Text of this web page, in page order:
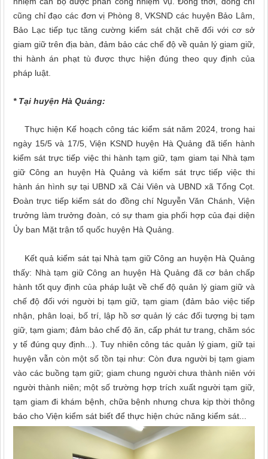
cũng chỉ đạo các đơn vị Phòng 8, VKSND các huyện Bảo Lâm,
Bảo Lạc tiếp tục tăng cường kiểm sát chặt chẽ đối với cơ sở
giam giữ trên địa bàn, đảm bảo các chế độ về quản lý giam giữ,
thi hành án phạt tù được thực hiện đúng theo quy định của
pháp luật.
* Tại huyện Hà Quảng:
Thực hiện Kế hoạch công tác kiểm sát năm 2024, trong hai
ngày 15/5 và 17/5, Viện KSND huyện Hà Quảng đã tiến hành
kiểm sát trực tiếp việc thi hành tạm giữ, tạm giam tại Nhà tạm
giữ Công an huyện Hà Quảng và kiểm sát trực tiếp việc thi
hành án hình sự tại UBND xã Cải Viên và UBND xã Tổng Cọt.
Đoàn trực tiếp kiểm sát do đồng chí Nguyễn Văn Chánh, Viện
trưởng làm trưởng đoàn, có sự tham gia phối hợp của đại diện
Ủy ban Mặt trận tổ quốc huyện Hà Quảng.
Kết quả kiểm sát tại Nhà tạm giữ Công an huyện Hà Quảng
thấy: Nhà tạm giữ Công an huyện Hà Quảng đã cơ bản chấp
hành tốt quy định của pháp luật về chế độ quản lý giam giữ và
chế độ đối với người bị tạm giữ, tạm giam (đảm bảo việc tiếp
nhận, phân loại, bố trí, lập hồ sơ quản lý các đối tượng bị tạm
giữ, tạm giam; đảm bảo chế độ ăn, cấp phát tư trang, chăm sóc
y tế đúng quy định...). Tuy nhiên công tác quản lý giam, giữ tại
huyện vẫn còn một số tồn tại như: Còn đưa người bị tạm giam
vào các buồng tạm giữ; giam chung người chưa thành niên với
người thành niên; một số trường hợp trích xuất người tạm giữ,
tạm giam đi khám bệnh, chữa bệnh nhưng chưa kịp thời thông
báo cho Viện kiểm sát biết để thực hiện chức năng kiểm sát...